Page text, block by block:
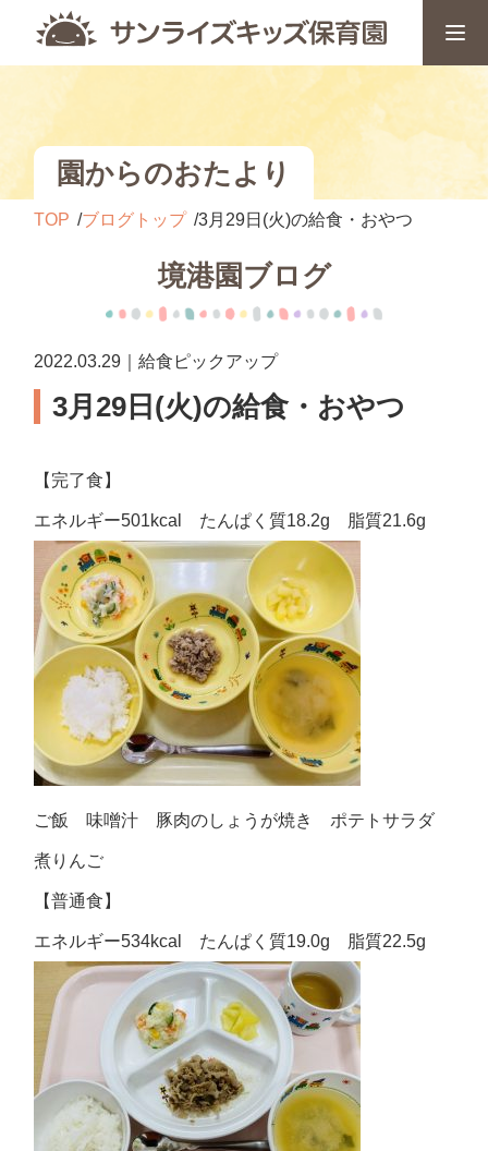
園からのおたより
TOP ブログトップ 3月29日(火)の給食・おやつ
境港園ブログ
2022.03.29｜給食ピックアップ
3月29日(火)の給食・おやつ
【完了食】
エネルギー501kcal たんぱく質18.2g 脂質21.6g
ご飯 味噌汁 豚肉のしょうが焼き ポテトサラダ
煮りんご
【普通食】
エネルギー534kcal たんぱく質19.0g 脂質22.5g